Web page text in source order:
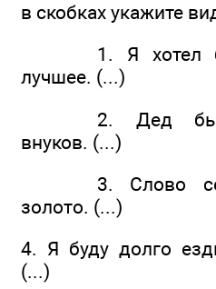
в скобках укажите
1. Я хотел бы
лучшее. (...)
2. Дед был
внуков. (...)
3. Слово
золото. (...)
4. Я буду долго
(...)